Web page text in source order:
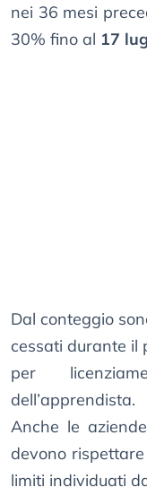
nei 36 mesi
30% fino al 17
Dal conteggio
cessati durante il
per
dell’apprendista.
Anche le
devono
limiti individuati